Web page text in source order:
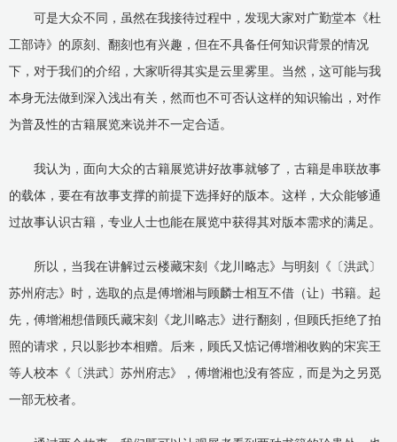
可是大众不同，虽然在我接待过程中，发现大家对广勤堂本《杜
工部诗》的原刻、翻刻也有兴趣，但在不具备任何知识背景的情况
下，对于我们的介绍，大家听得其实是云里雾里。当然，这可能与我
本身无法做到深入浅出有关，然而也不可否认这样的知识输出，对作
为普及性的古籍展览来说并不一定合适。
我认为，面向大众的古籍展览讲好故事就够了，古籍是串联故事
的载体，要在有故事支撑的前提下选择好的版本。这样，大众能够通
过故事认识古籍，专业人士也能在展览中获得其对版本需求的满足。
所以，当我在讲解过云楼藏宋刻《龙川略志》与明刻《〔洪武〕
苏州府志》时，选取的点是傅增湘与顾麟士相互不借（让）书籍。起
先，傅增湘想借顾氏藏宋刻《龙川略志》进行翻刻，但顾氏拒绝了拍
照的请求，只以影抄本相赠。后来，顾氏又惦记傅增湘收购的宋宾王
等人校本《〔洪武〕苏州府志》，傅增湘也没有答应，而是为之另觅
一部无校者。